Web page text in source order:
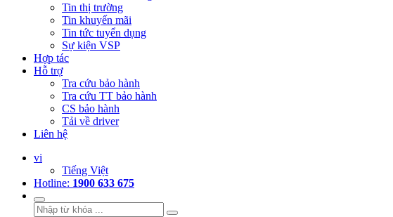
Tin thị trường
Tin khuyến mãi
Tin tức tuyển dụng
Sự kiện VSP
Hợp tác
Hỗ trợ
Tra cứu bảo hành
Tra cứu TT bảo hành
CS bảo hành
Tải về driver
Liên hệ
vi
Tiếng Việt
Hotline: 1900 633 675